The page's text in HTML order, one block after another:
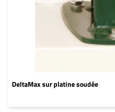
DeltaMax sur platine soudée